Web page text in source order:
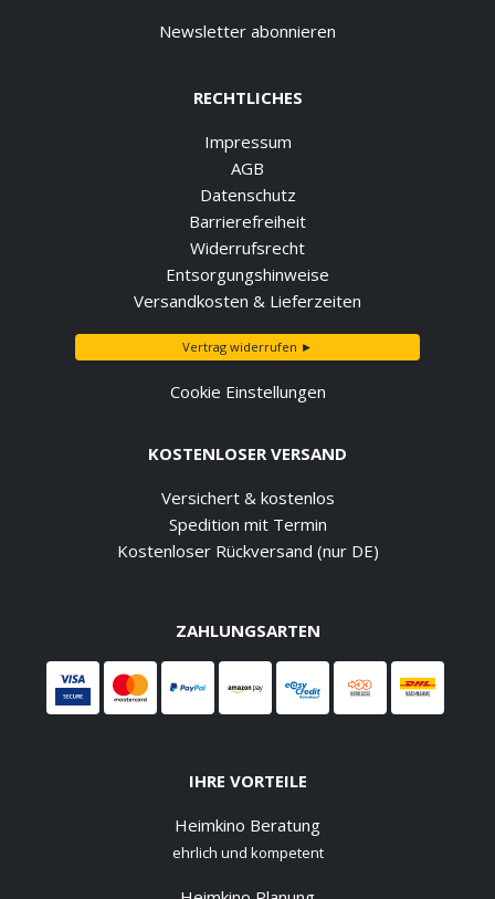
Newsletter abonnieren
RECHTLICHES
Impressum
AGB
Datenschutz
Barrierefreiheit
Widerrufsrecht
Entsorgungshinweise
Versandkosten & Lieferzeiten
Vertrag widerrufen ►
Cookie Einstellungen
KOSTENLOSER VERSAND
Versichert & kostenlos
Spedition mit Termin
Kostenloser Rückversand (nur DE)
ZAHLUNGSARTEN
IHRE VORTEILE
Heimkino Beratung
ehrlich und kompetent